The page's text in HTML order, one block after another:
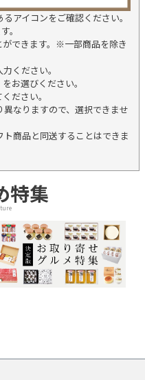
アイコンをご確認ください。
。
できます。※一部商品を除き
ください。
お選びください。
ださい。
なりますので、選択できませ
ト商品と同送することはできま
特集